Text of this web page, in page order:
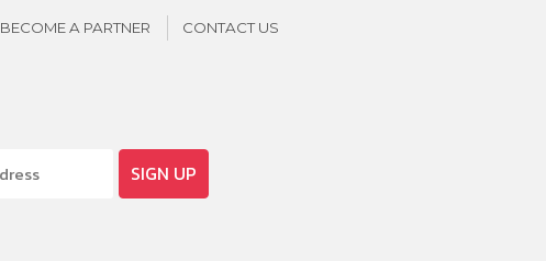
BECOME A PARTNER CONTACT US
SIGN UP